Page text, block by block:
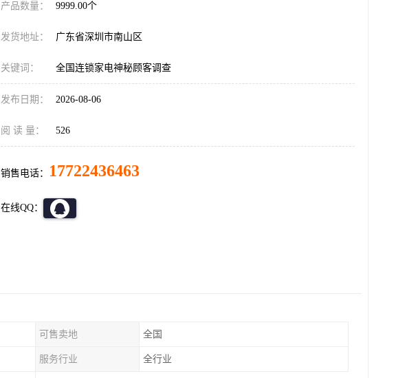
产品数量： 9999.00个
发货地址： 广东省深圳市南山区
关键词： 全国连锁家电神秘顾客调查
发布日期： 2026-08-06
阅 读 量： 526
销售电话： 17722436463
在线QQ：
可售卖地 全国
服务行业 全行业